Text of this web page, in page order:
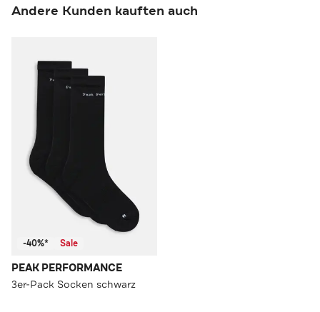
Andere Kunden kauften auch
-40%* Sale
PEAK PERFORMANCE
3er-Pack Socken schwarz